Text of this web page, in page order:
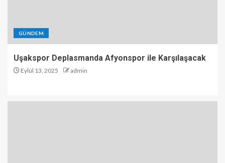
GÜNDEM
Uşakspor Deplasmanda Afyonspor ile Karşılaşacak
Eylül 13, 2025 admin